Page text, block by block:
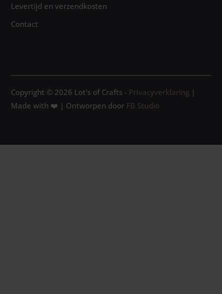
Levertijd en verzendkosten
Contact
Copyright © 2026 Lot's of Crafts - Privacyverklaring |
Made with ❤️ | Ontworpen door FB Studio